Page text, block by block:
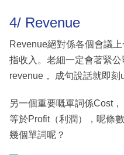
4/ Revenue
Revenue絕對係各個會議
指收入。老細一定會著緊
revenue， 成句說話就即刻
另一個重要嘅單詞係Cost
等於Profit（利潤），呢條
幾個單詞呢？